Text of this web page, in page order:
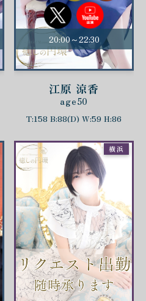
20:00～22:30
江原 涼香
age50
T:158 B:88(D) W:59 H:86
横浜